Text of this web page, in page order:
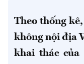
Theo thống
không nội địa
khai thác của